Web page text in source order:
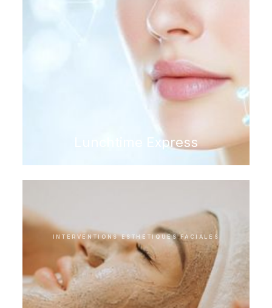
Lunchtime Express
INTERVENTIONS ESTHÉTIQUES FACIALES